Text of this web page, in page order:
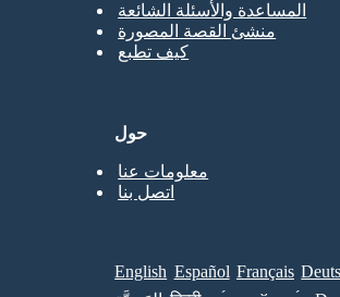
المساعدة والأسئلة الشائعة
منشئ القصة المصورة
كيف تطبع
حول
معلومات عنا
اتصل بنا
English Español Français